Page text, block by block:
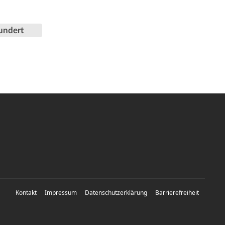
Kontakt Impressum Datenschutzerklärung Barrierefreiheit